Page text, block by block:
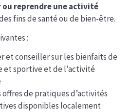
reprendre une activité
fins de santé ou de bien-être.
:
et conseiller sur les bienfaits de
et sportive et de l’activité
offres de pratiques d’activités
disponibles localement